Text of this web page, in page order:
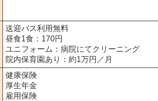
送迎バス利用無料
昼食1食：170円
ユニフォーム：病院にてクリーニング
院内保育園あり：約1万円／月
健康保険
厚生年金
雇用保険